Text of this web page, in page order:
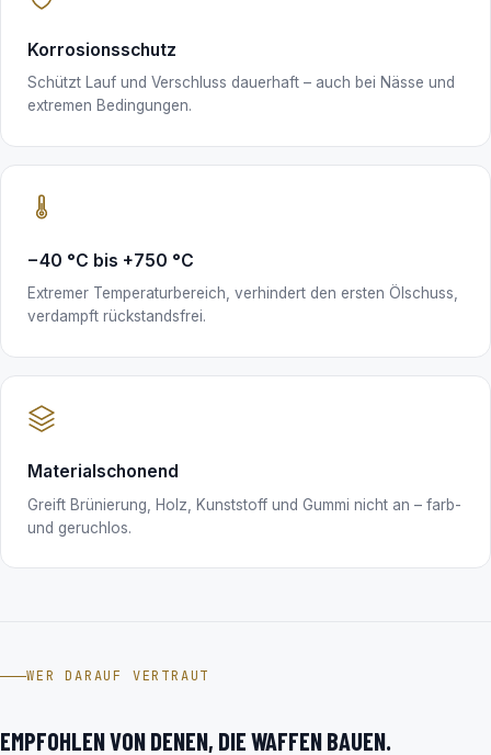
Korrosionsschutz
Schützt Lauf und Verschluss dauerhaft – auch bei Nässe und
extremen Bedingungen.
−40 °C bis +750 °C
Extremer Temperaturbereich, verhindert den ersten Ölschuss,
verdampft rückstandsfrei.
Materialschonend
Greift Brünierung, Holz, Kunststoff und Gummi nicht an – farb-
und geruchlos.
WER DARAUF VERTRAUT
EMPFOHLEN VON DENEN, DIE WAFFEN BAUEN.